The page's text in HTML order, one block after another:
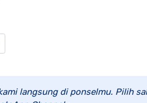
langsung di ponselmu. Pilih